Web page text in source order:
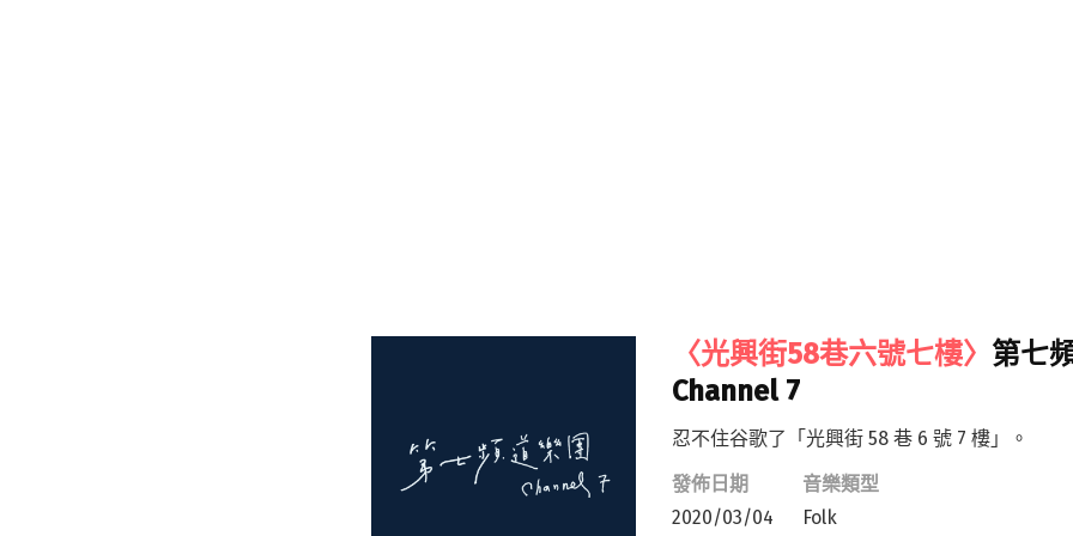
〈光興街58巷六號七樓〉 第七
Channel 7
忍不住谷歌了「光興街 58 巷 6 號 7 樓」。
發佈日期
2020/03/04
音樂類型
Folk